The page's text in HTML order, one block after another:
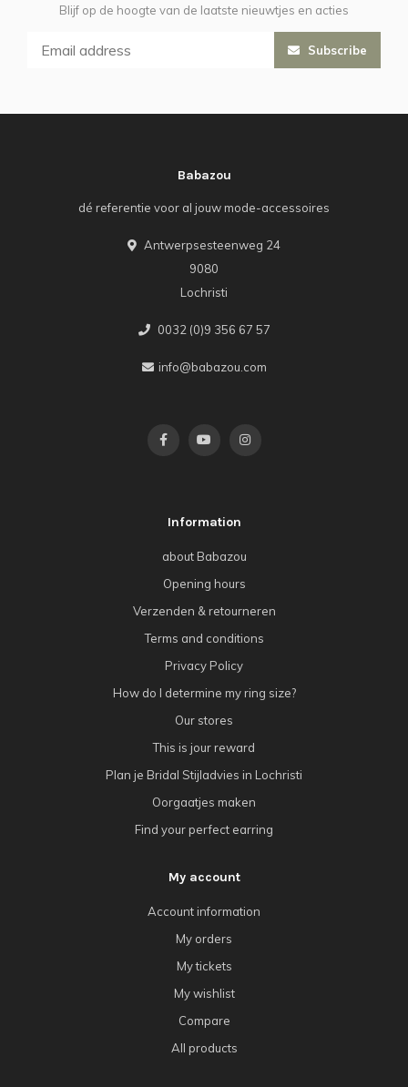
Blijf op de hoogte van de laatste nieuwtjes en acties
Subscribe
Babazou
dé referentie voor al jouw mode-accessoires
Antwerpsesteenweg 24
9080
Lochristi
0032 (0)9 356 67 57
info@babazou.com
Information
about Babazou
Opening hours
Verzenden & retourneren
Terms and conditions
Privacy Policy
How do I determine my ring size?
Our stores
This is jour reward
Plan je Bridal Stijladvies in Lochristi
Oorgaatjes maken
Find your perfect earring
My account
Account information
My orders
My tickets
My wishlist
Compare
All products